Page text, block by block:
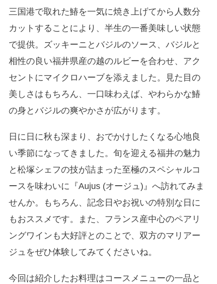
三国港で取れた鰆を一気に焼き上げてから人数分
カットすることにより、半生の一番美味しい状態
で提供。ズッキーニとバジルのソース、バジルと
相性の良い福井県産の越のルビーを合わせ、アク
セントにマイクロハーブを添えました。見た目の
美しさはもちろん、一口味わえば、やわらかな鰆
の身とバジルの爽やかさが広がります。
日に日に秋も深まり、おでかけしたくなる心地良
い季節になってきました。旬を迎える福井の魅力
と松塚シェフの技が詰まった至極のスペシャルコ
ースを味わいに『Aujus (オージュ)』へ訪れてみま
せんか。もちろん、記念日やお祝いの特別な日に
もおススメです。また、フランス産中心のペアリ
ングワインも大好評とのことで、双方のマリアー
ジュをぜひ体験してみてくださいね。
今回は紹介したお料理はコースメニューの一品と